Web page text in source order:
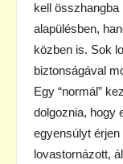
kell
alapülésben,
közben is. Sok
biztonságával
Egy “normál”
dolgoznia, hogy
egyensúlyt
lovastornázott,